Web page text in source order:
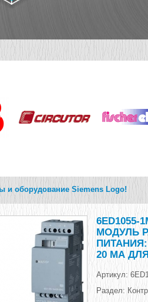
и оборудование Siemens Logo!
6ED1055-
МОДУЛЬ
ПИТАНИЯ:
20 МА
Артикул:
Раздел: